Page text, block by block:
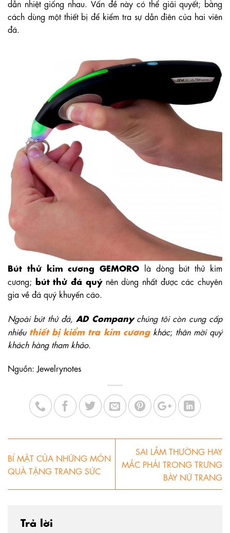
dẫn nhiệt giống nhau. Vấn đề này có thể giải quyết; bằng
cách dùng một thiết bị để kiểm tra sự dẫn điên của hai viên
đá.
Bút thử kim cương GEMORO là dòng bút thử kim
cương; bút thử đá quýnên dùng nhất được các chuyên
gia về đá quý khuyến cáo.
Ngoài bút thử đá, AD Companychúng tôi còn cung cấp
nhiều thiết bị kiểm tra kim cươngkhác; thân mời quý
khách hàng tham khảo.
Nguồn: Jewelrynotes
BÍ MẬT CỦA NHỮNG MÓN
QUÀ TẶNG TRANG SỨC
SAI LẦM THƯỜNG HAY
MẮC PHẢI TRONG TRƯNG
BÀY NỮ TRANG
Trả lời